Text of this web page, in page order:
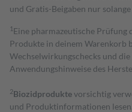
und Gratis-Beigaben nur
1 Eine pharmazeutische
Produkte in deinem Warenkorb
Wechselwirkungschecks und
Anwendungshinweise des
2Biozidproduktevorsichtig
und Produktinformationen lesen.